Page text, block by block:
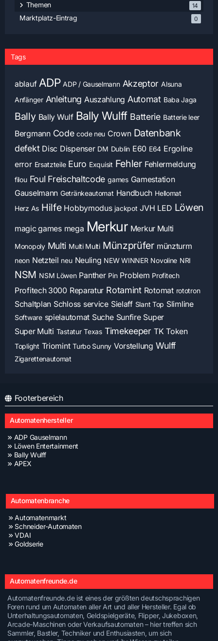
Themen 14
Marktplatz-Eintrag 0
Tags
ablauf ADP ADP / Gauselmann Akzeptor Alsuna
Anfänger Anleitung Auszahlung Automat Baba Jaga
Bally Bally Wulf Bally Wulff Batterie Batterie leer
Bergmann Code code neu Crown Datenbank
defekt Disc Dispenser DM Dublin E60 E64 Ergoline
error Ersatzteile Euro Exquisit Fehler Fehlermeldung
filou Foul Freischaltcode games Gamestation
Gauselmann Getränkeautomat Handbuch Hellomat
Herz As Hilfe Hobbymodus jackpot JVH LED Löwen
magic games mega Merkur Merkur Multi
Monopoly Multi Multi Multi Münzprüfer münzturm
neon Netzteil neu Neuling NEW WINNER Novoline NRI
NSM NSM Löwen Panther Pin Problem Profitech
Profitech 3000 Reparatur Rotamint Rotomat rototron
Schaltplan Schloss service Sielaff Slant Top Slimline
Software spielautomat Suche Sunfire Super
Super Multi Tastatur Texas Timekeeper TK Token
Toplight Triomint Turbo Sunny Vorstellung Wulff
Zigarettenautomat
Footerbereich
Automatenhersteller
ADP Gauselmann
Löwen Entertainment
Bally Wulff
APEX
Automatenbranche
Automatenmarkt
Schneider-Automaten
VDAI
Goldserie
Automatenfreunde.de
Automatenfreunde.de ist eines der größten deutschsprachigen
Foren rund um Automaten aller Art und aller Hersteller. Egal ob
Unterhaltungsautomaten, Geldspielgeräte, Flipper, Jukeboxen,
Arcade-Maschinen oder Verkaufsautomaten – hier treffen sich
Sammler, Bastler, Techniker und Enthusiasten, um sich